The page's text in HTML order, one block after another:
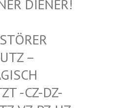
AAZ-AA
ZUM SC
ZZ-LZ-S